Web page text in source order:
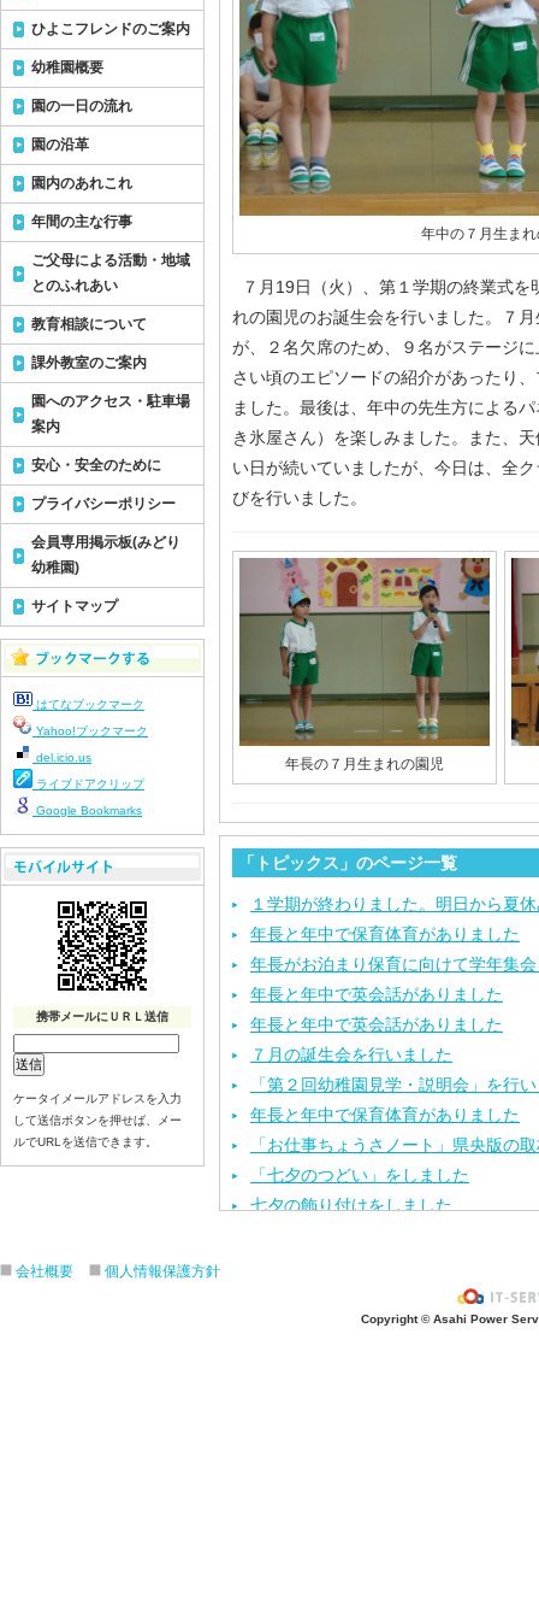
年中の７月生ま
７月19日（火）、第１学期の終業式を
れの園児のお誕生会を行いました。７
が、２名欠席のため、９名がステージ
さい頃のエピソードの紹介があったり
ました。最後は、年中の先生方による
き氷屋さん）を楽しみました。また、
い日が続いていましたが、今日は、全
びを行いました。
年長の７月生まれの園児
「トピックス」のページ一覧
１学期が終わりました。明日から夏
年長と年中で保育体育がありました
年長がお泊まり保育に向けて学年集
年長と年中で英会話がありました
年長と年中で英会話がありました
７月の誕生会を行いました
「第２回幼稚園見学・説明会」を行
年長と年中で保育体育がありました
「お仕事ちょうさノート」県央版の
「七夕のつどい」をしました
七夕の飾り付けをしました
「カレーパーティー」をしました
ひよこフレンドのご案内
幼稚園概要
園の一日の流れ
園の沿革
園内のあれこれ
年間の主な行事
ご父母による活動・地域
とのふれあい
教育相談について
課外教室のご案内
園へのアクセス・駐車場
案内
安心・安全のために
プライバシーポリシー
会員専用掲示板(みどり
幼稚園)
サイトマップ
はてなブックマーク
Yahoo!ブックマーク
del.icio.us
ライブドアクリップ
Google Bookmarks
携帯メールにＵＲＬ送信
ケータイメールアドレスを入力
して送信ボタンを押せば、メー
ルでURLを送信できます。
会社概要 個人情報保護方針
Copyright © Asahi Power